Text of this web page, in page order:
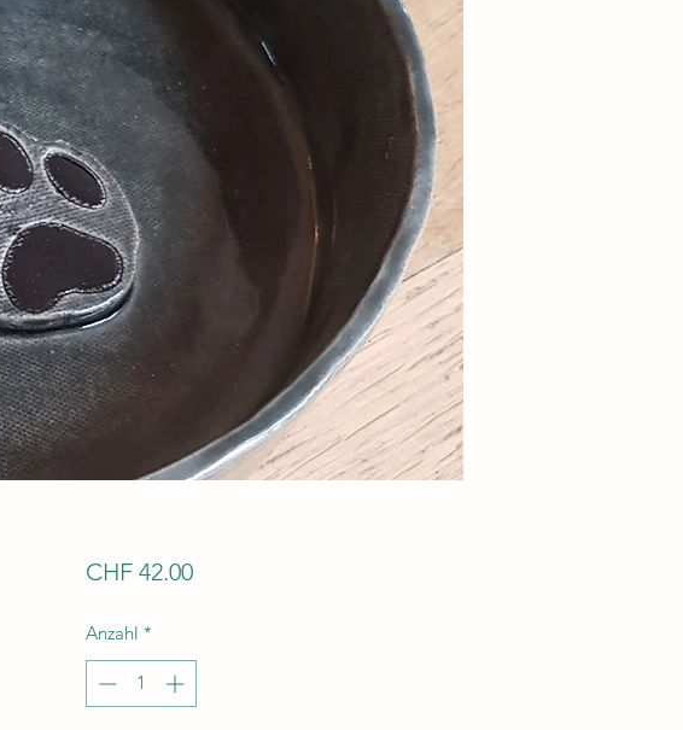
CHF 42.00Preis
Anzahl *